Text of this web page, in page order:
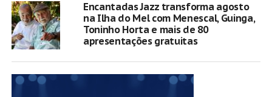
Encantadas Jazz transforma agosto
na Ilha do Mel com Menescal, Guinga,
Toninho Horta e mais de 80
apresentações gratuitas